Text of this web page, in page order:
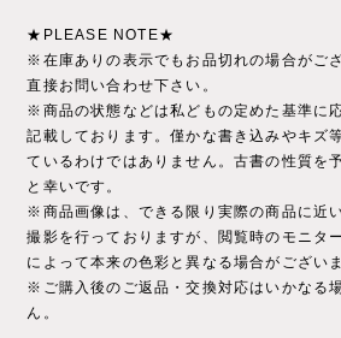
★PLEASE NOTE★
※在庫ありの表示でもお品切れの場合がご
直接お問い合わせ下さい。
※商品の状態などは私どもの定めた基準に
記載しております。僅かな書き込みやキズ
ているわけではありません。古書の性質を
と幸いです。
※商品画像は、できる限り実際の商品に近
撮影を行っておりますが、閲覧時のモニタ
によって本来の色彩と異なる場合がございま
※ご購入後のご返品・交換対応はいかなる
ん。